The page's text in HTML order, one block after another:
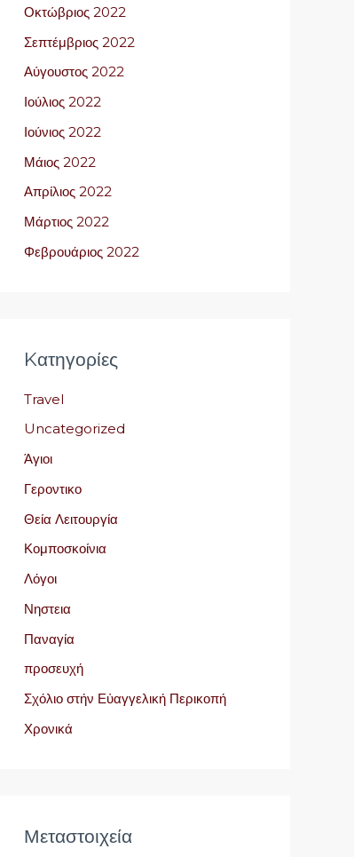
Οκτώβριος 2022
Σεπτέμβριος 2022
Αύγουστος 2022
Ιούλιος 2022
Ιούνιος 2022
Μάιος 2022
Απρίλιος 2022
Μάρτιος 2022
Φεβρουάριος 2022
Kατηγορίες
Travel
Uncategorized
Άγιοι
Γεροντικο
Θεία Λειτουργία
Κομποσκοίνια
Λόγοι
Νηστεια
Παναγία
προσευχή
Σχόλιο στήν Εὐαγγελική Περικοπή
Χρονικά
Μεταστοιχεία